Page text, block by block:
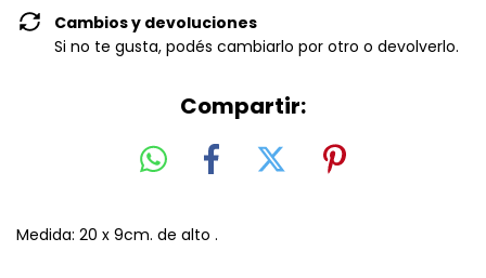
Cambios y devoluciones
Si no te gusta, podés cambiarlo por otro o devolverlo.
Compartir:
Medida: 20 x 9cm. de alto .